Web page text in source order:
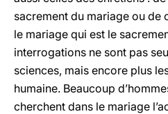
sacrement du mariage ou de
le mariage qui est le
interrogations ne sont pas
sciences, mais encore plus
humaine. Beaucoup
cherchent dans le mariage